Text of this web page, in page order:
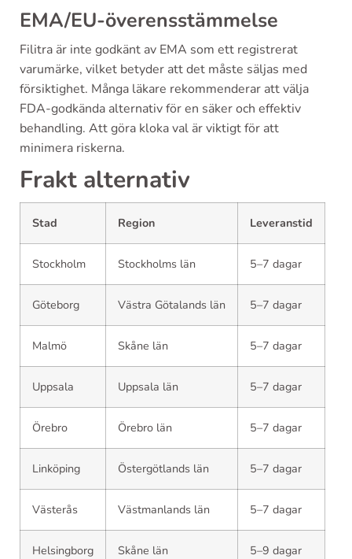
EMA/EU-överensstämmelse
Filitra är inte godkänt av EMA som ett registrerat
varumärke, vilket betyder att det måste säljas med
försiktighet. Många läkare rekommenderar att välja
FDA-godkända alternativ för en säker och effektiv
behandling. Att göra kloka val är viktigt för att
minimera riskerna.
Frakt alternativ
Stad Region Leveranstid
Stockholm Stockholms län 5–7 dagar
Göteborg Västra Götalands län 5–7 dagar
Malmö Skåne län 5–7 dagar
Uppsala Uppsala län 5–7 dagar
Örebro Örebro län 5–7 dagar
Linköping Östergötlands län 5–7 dagar
Västerås Västmanlands län 5–7 dagar
Helsingborg Skåne län 5–9 dagar